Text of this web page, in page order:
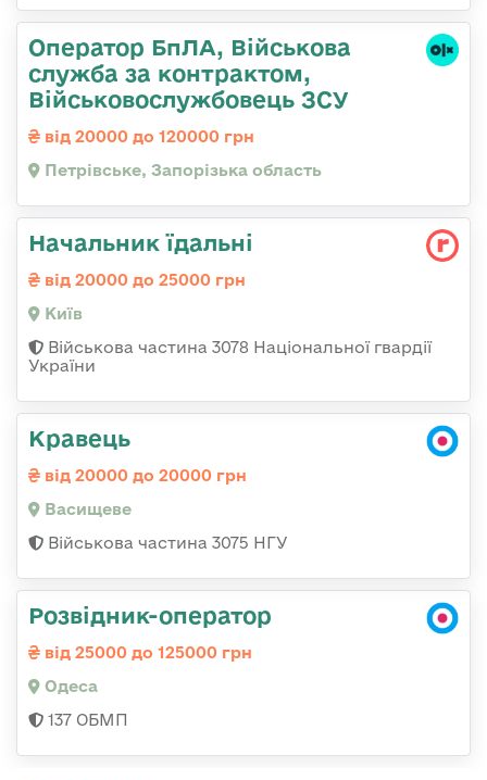
Оператор БпЛА, Військова
служба за контрактом,
Військовослужбовець ЗСУ
від 20000 до 120000 грн
Петрівське, Запорізька область
Начальник їдальні
від 20000 до 25000 грн
Київ
Військова частина 3078 Національної гвардії
України
Кравець
від 20000 до 20000 грн
Васищеве
Військова частина 3075 НГУ
Розвідник-оператор
від 25000 до 125000 грн
Одеса
137 ОБМП